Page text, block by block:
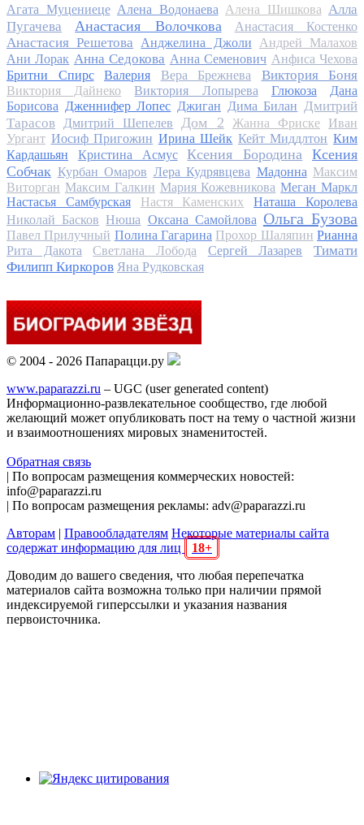
Агата Муцениеце Алена Водонаева Алена Шишкова Алла
Пугачева
Анастасия Волочкова Анастасия Костенко
Анастасия Решетова Анджелина Джоли
Андрей Малахов
Ани Лорак Анна Седокова Анна Семенович Анфиса Чехова
Бритни Спирс
Валерия Вера Брежнева Виктория Боня
Виктория Дайнеко Виктория Лопырева Глюкоза
Дана
Борисова Дженнифер Лопес Джиган Дима Билан Дмитрий
Тарасов
Дмитрий Шепелев Дом 2 Жанна Фриске
Иван
Ургант Иосиф Пригожин Ирина Шейк Кейт Миддлтон Ким
Кардашьян
Кристина Асмус Ксения Бородина
Ксения
Собчак Курбан Омаров Лера Кудрявцева Мадонна Максим
Виторган Максим Галкин Мария Кожевникова Меган Маркл
Настасья Самбурская
Настя Каменских
Наташа Королева
Николай Басков Нюша Оксана Самойлова Ольга Бузова
Павел Прилучный Полина Гагарина Прохор Шаляпин Рианна
Рита Дакота
Светлана Лобода Сергей Лазарев
Тимати
Филипп Киркоров Яна Рудковская
© 2004 - 2026 Папарацци.ру
www.paparazzi.ru – UGC (user generated content)
Информационно-развлекательное сообщество, где любой
желающий может опубликовать пост на тему о частной жизни
и взаимоотношениях мировых знаменитостей.
Обратная связь
| По вопросам размещения коммерческих новостей:
info@paparazzi.ru
| По вопросам размещения рекламы: adv@paparazzi.ru
Авторам | Правообладателям Некоторые материалы сайта
содержат информацию для лиц
18+
Доводим до вашего сведения, что любая перепечатка
материалов сайта возможна только при наличии прямой
индексируемой гиперссылки и указания названия
первоисточника.